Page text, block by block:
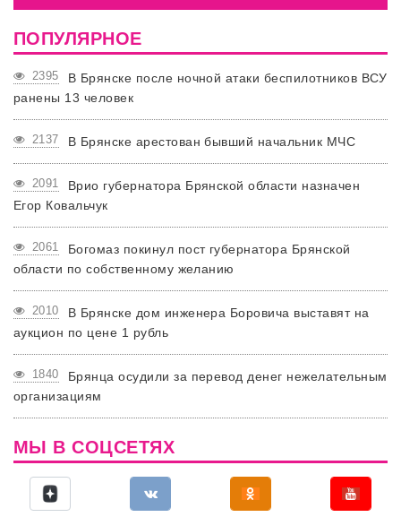
ПОПУЛЯРНОЕ
2395
В Брянске после ночной атаки беспилотников ВСУ
ранены 13 человек
2137 В Брянске арестован бывший начальник МЧС
2091
Врио губернатора Брянской области назначен
Егор Ковальчук
2061
Богомаз покинул пост губернатора Брянской
области по собственному желанию
2010
В Брянске дом инженера Боровича выставят на
аукцион по цене 1 рубль
1840
Брянца осудили за перевод денег нежелательным
организациям
МЫ В СОЦСЕТЯХ